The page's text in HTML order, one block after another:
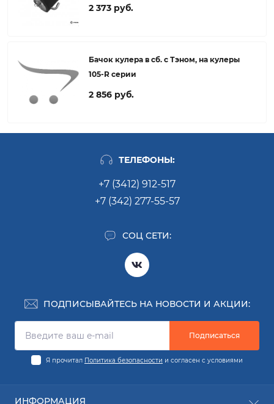
2 373 руб.
Бачок кулера в сб. с Тэном, на кулеры
105-R серии
2 856 руб.
ТЕЛЕФОНЫ:
+7 (3412) 912-517
+7 (342) 277-55-57
СОЦ СЕТИ:
ПОДПИСЫВАЙТЕСЬ НА НОВОСТИ И АКЦИИ:
Подписаться
Я прочитал Политика безопасности и согласен с условиями
ИНФОРМАЦИЯ